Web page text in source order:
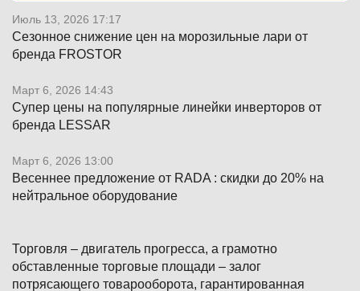
Июль 13, 2026 17:17
Сезонное снижение цен на морозильные лари от
бренда FROSTOR
Март 6, 2026 14:43
Супер цены на популярные линейки инверторов от
бренда LESSAR
Март 6, 2026 13:00
Весеннее предложение от RADA : скидки до 20% на
нейтральное оборудование
Торговля – двигатель прогресса, а грамотно
обставленные торговые площади – залог
потрясающего товарооборота, гарантированная